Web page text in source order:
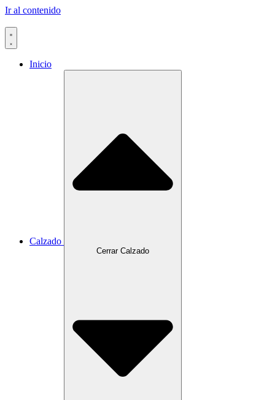
Ir al contenido
Inicio
Calzado
Cerrar Calzado